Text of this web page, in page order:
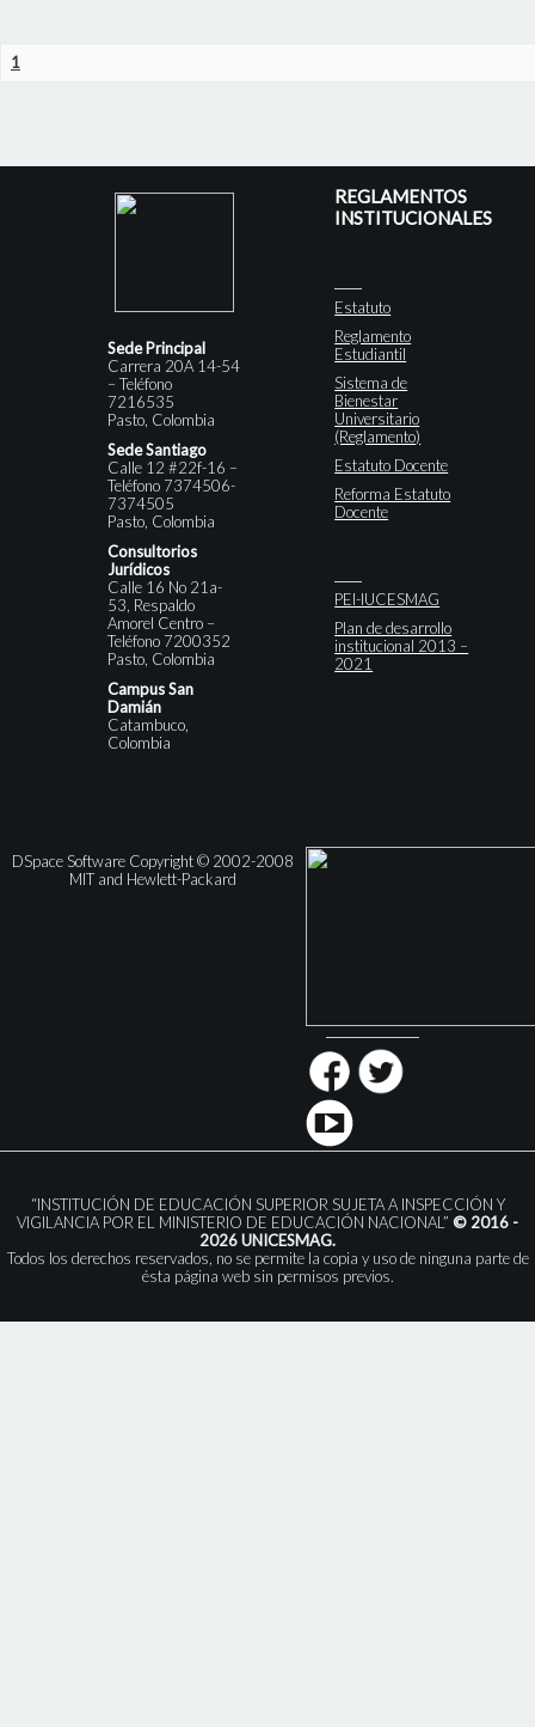
1
Sede Principal
Carrera 20A 14-54
– Teléfono
7216535
Pasto, Colombia
Sede Santiago
Calle 12 #22f-16 –
Teléfono 7374506-
7374505
Pasto, Colombia
Consultorios
Jurídicos
Calle 16 No 21a-
53, Respaldo
Amorel Centro –
Teléfono 7200352
Pasto, Colombia
Campus San
Damián
Catambuco,
Colombia
REGLAMENTOS
INSTITUCIONALES
Estatuto
Reglamento
Estudiantil
Sistema de
Bienestar
Universitario
(Reglamento)
Estatuto Docente
Reforma Estatuto
Docente
PEI-IUCESMAG
Plan de desarrollo
institucional 2013 –
2021
DSpace Software Copyright © 2002-2008
MIT and Hewlett-Packard
“INSTITUCIÓN DE EDUCACIÓN SUPERIOR SUJETA A INSPECCIÓN Y
VIGILANCIA POR EL MINISTERIO DE EDUCACIÓN NACIONAL” © 2016 -
2026 UNICESMAG.
Todos los derechos reservados, no se permite la copia y uso de ninguna parte de
ésta página web sin permisos previos.